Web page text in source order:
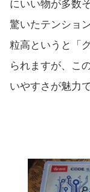
にいい物が多数
驚いたテンショ
粒高というと「
られますが、こ
いやすさが魅力